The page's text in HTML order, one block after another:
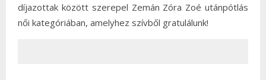
díjazottak között szerepel Zemán Zóra Zoé utánpótlás
női kategóriában, amelyhez szívből gratulálunk!